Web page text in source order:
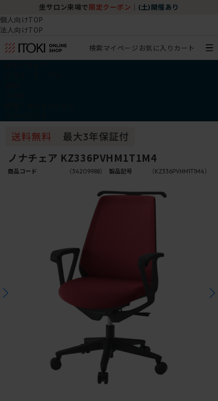
坐サロン来場で 限定クーポン (土)開催あり
個人向けTOP
法人向けTOP
検索マイページ お気に入り カート
ノナチェア KZ336PVHM1T1M4
商品コード （34209988） 製品記号 （KZ336PVHM1T1M4）